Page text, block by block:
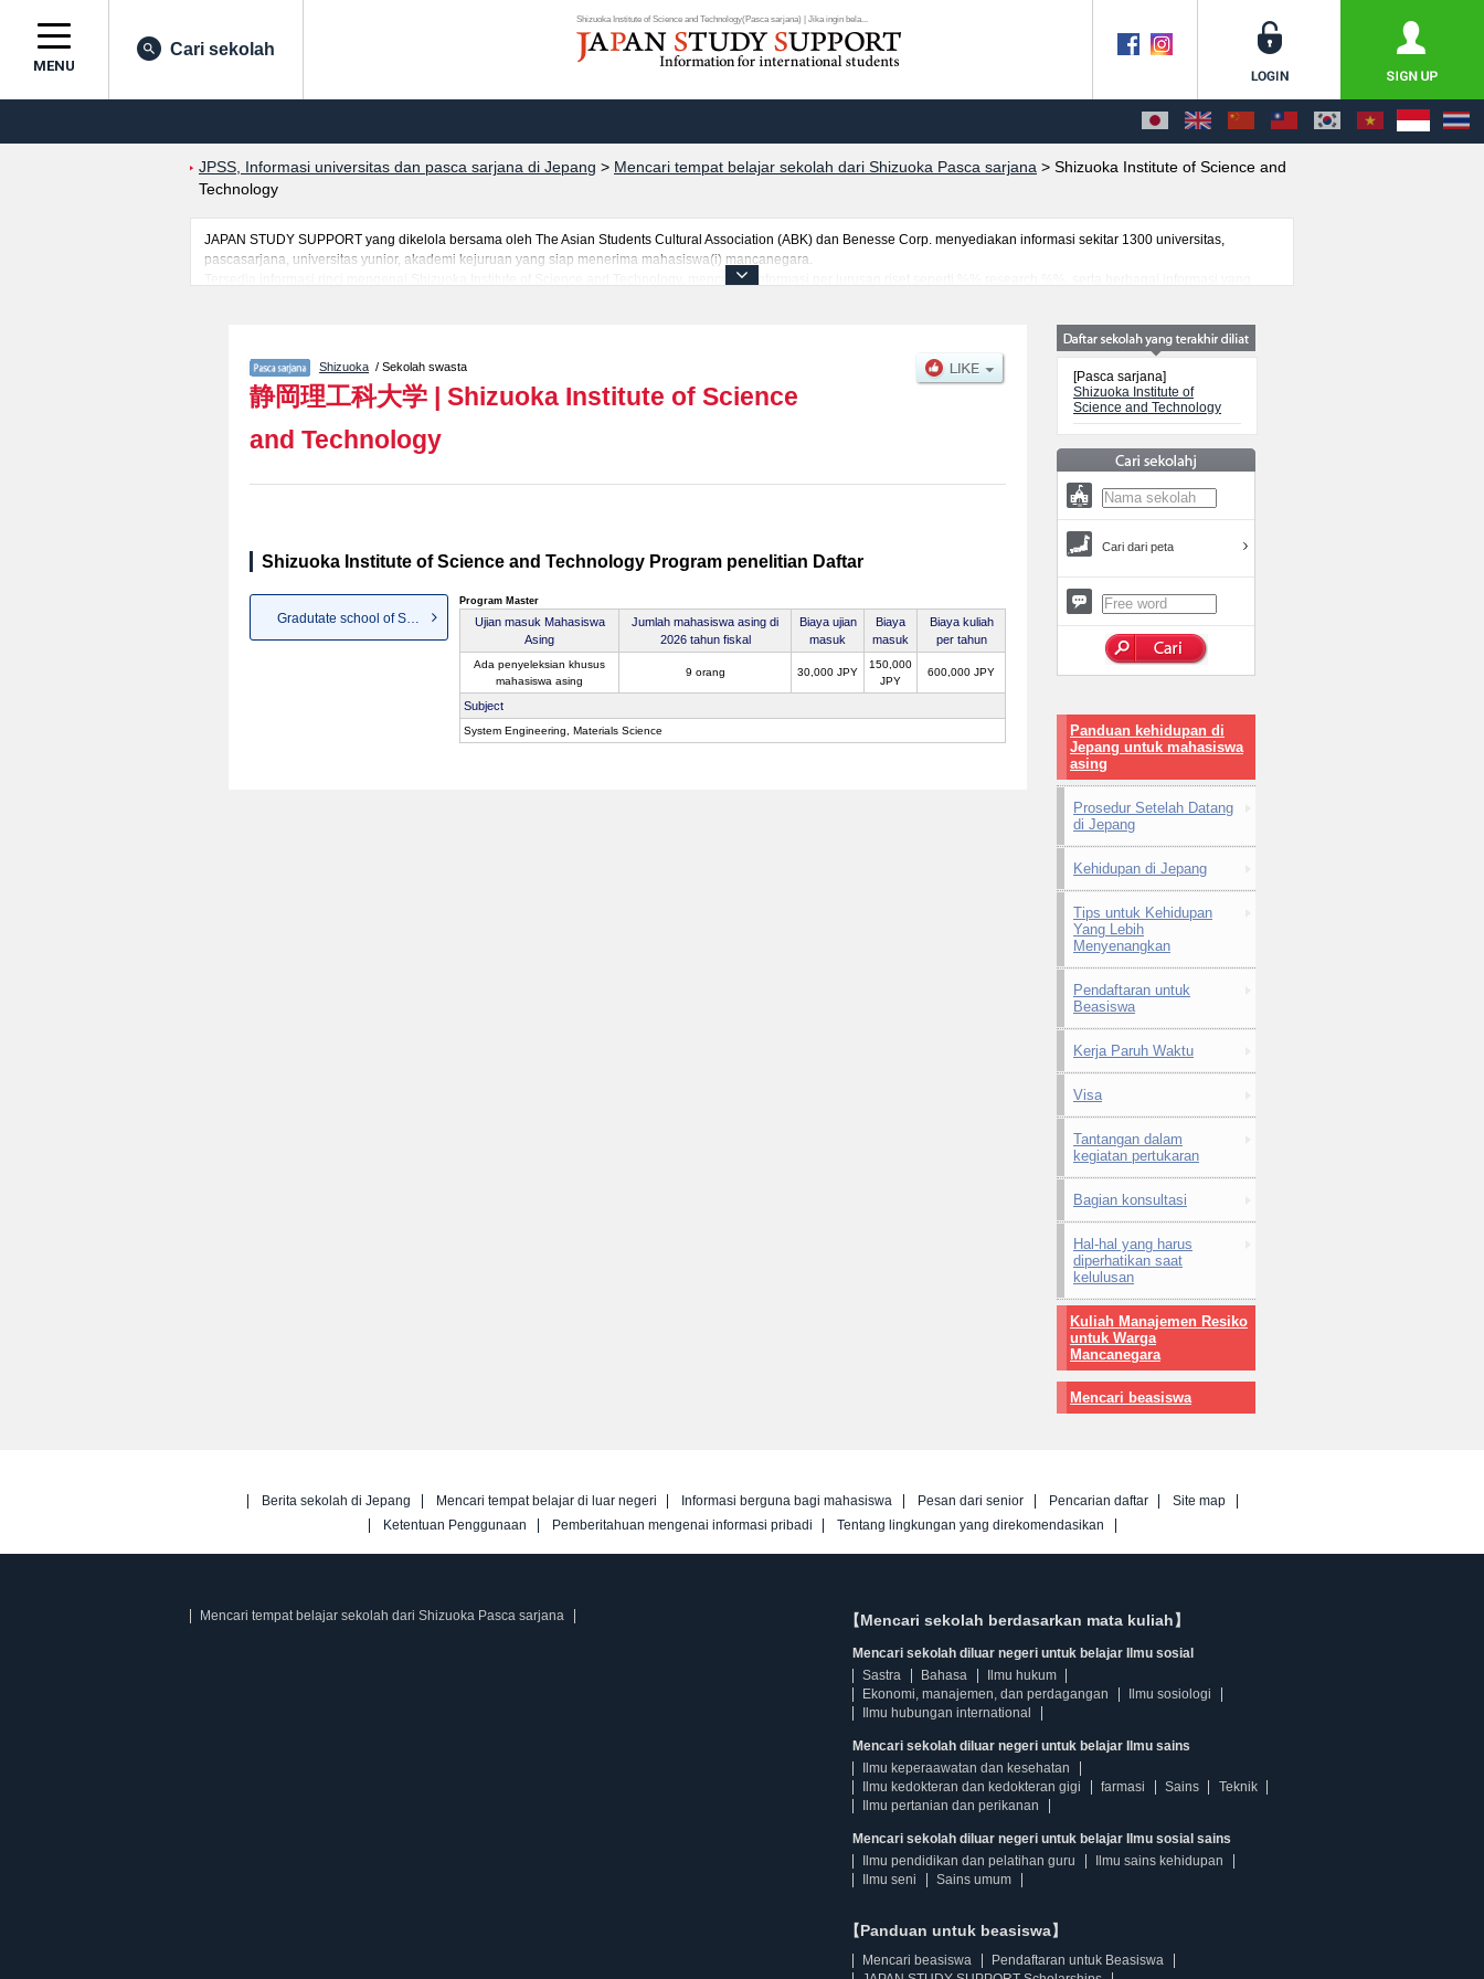
Shizuoka Institute of Science and Technology(Pasca sarjana) | Jika ingin bela...
MENU
Cari sekolah
JPSS, Informasi universitas dan pasca sarjana di Jepang > Mencari tempat belajar sekolah dari Shizuoka Pasca sarjana > Shizuoka Institute of Science and
Technology
JAPAN STUDY SUPPORT yang dikelola bersama oleh The Asian Students Cultural Association (ABK) dan Benesse Corp. menyediakan informasi sekitar 1300 universitas,
pascasarjana, universitas yunior, akademi kejuruan yang siap menerima mahasiswa(i) mancanegara.
Tersedia informasi rinci mengenai Shizuoka Institute of Science and Technology, mencakup informasi per jurusan riset seperti %% research %%, serta berbagai informasi yang
Shizuoka / Sekolah swasta
静岡理工科大学 | Shizuoka Institute of Science
and Technology
Shizuoka Institute of Science and Technology Program penelitian Daftar
Gradutate school of Science a...
Program Master
Ujian masuk Mahasiswa
Asing
Jumlah mahasiswa asing di
2026 tahun fiskal
Biaya ujian
masuk
Biaya
masuk
Biaya kuliah
per tahun
Ada penyeleksian khusus
mahasiswa asing
9 orang 30,000 JPY
150,000
JPY
600,000 JPY
Subject
System Engineering, Materials Science
[Pasca sarjana]
Shizuoka Institute of
Science and Technology
Cari dari peta
Panduan kehidupan di
Jepang untuk mahasiswa
asing
Prosedur Setelah Datang
di Jepang
Kehidupan di Jepang
Tips untuk Kehidupan
Yang Lebih
Menyenangkan
Pendaftaran untuk
Beasiswa
Kerja Paruh Waktu
Visa
Tantangan dalam
kegiatan pertukaran
Bagian konsultasi
Hal-hal yang harus
diperhatikan saat
kelulusan
Kuliah Manajemen Resiko
untuk Warga
Mancanegara
Mencari beasiswa
Berita sekolah di Jepang Mencari tempat belajar di luar negeri Informasi berguna bagi mahasiswa Pesan dari senior Pencarian daftar
Site map
Ketentuan Penggunaan
Pemberitahuan mengenai informasi pribadi Tentang lingkungan yang direkomendasikan
Mencari tempat belajar sekolah dari Shizuoka Pasca sarjana 【Mencari sekolah berdasarkan mata kuliah】
Mencari sekolah diluar negeri untuk belajar Ilmu sosial
Sastra
Bahasa
Ilmu hukum
Ekonomi, manajemen, dan perdagangan
Ilmu sosiologi
Ilmu hubungan international
Mencari sekolah diluar negeri untuk belajar Ilmu sains
Ilmu keperaawatan dan kesehatan
Ilmu kedokteran dan kedokteran gigi
farmasi Sains
Teknik
Ilmu pertanian dan perikanan
Mencari sekolah diluar negeri untuk belajar Ilmu sosial sains
Ilmu pendidikan dan pelatihan guru
Ilmu sains kehidupan
Ilmu seni
Sains umum
【Panduan untuk beasiswa】
Mencari beasiswa
Pendaftaran untuk Beasiswa